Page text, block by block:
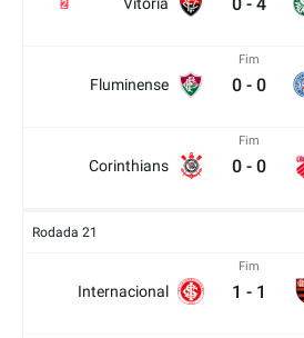
Vitória
2
Fluminense
Fim
0 - 0
Corinthians
Fim
0 - 0
Rodada 21
Internacional
Fim
1 - 1